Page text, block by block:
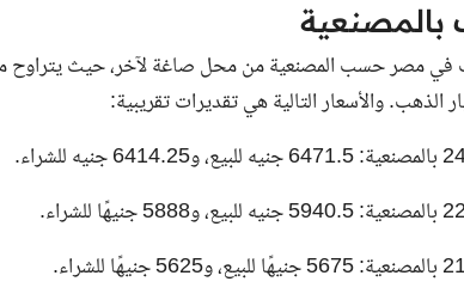
والأسعار التالية هي تقديرات تقريبية: